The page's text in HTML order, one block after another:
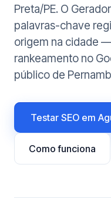
Preta/PE. O
palavras-chave
origem na cidade
rankeamento no
público de
Testar SEO em
Como funciona